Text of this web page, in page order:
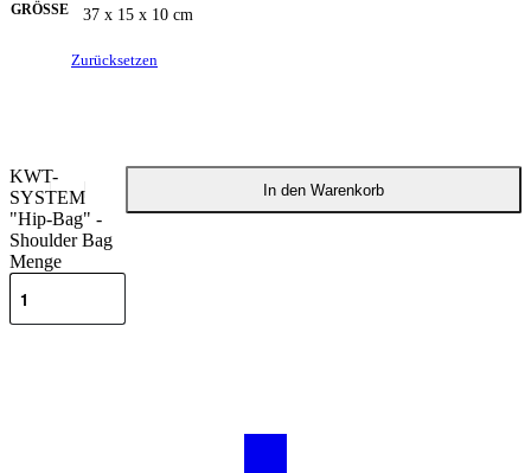
GRÖSSE 37 x 15 x 10 cm
Zurücksetzen
KWT-
SYSTEM
"Hip-Bag" -
Shoulder Bag
Menge
In den Warenkorb
Beschreibung